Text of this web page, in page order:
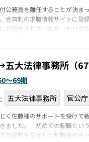
公務員を離任することが決ま
会員制の求職情報サイトに登
お話をさせていただいたリ
大法律事務所（67
〜69期
五大法律事務所 官公庁
く佐藤様のサポートを受けて
ました。 初めての転職とい
の経験を生かした転職後のキ